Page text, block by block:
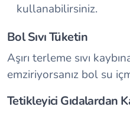
kullanabilirsiniz.
Bol Sıvı Tüketin
Aşırı terleme sıvı
emziriyorsanız bol su
Tetikleyici Gıdalardan